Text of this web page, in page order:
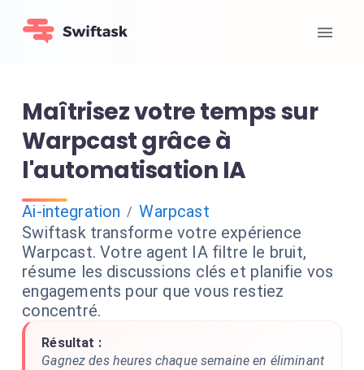
Maîtrisez votre temps sur
Warpcast grâce à
l'automatisation IA
Ai-integration / Warpcast
Swiftask transforme votre expérience
Warpcast. Votre agent IA filtre le bruit,
résume les discussions clés et planifie vos
engagements pour que vous restiez
concentré.
Résultat :
Gagnez des heures chaque semaine en éliminant